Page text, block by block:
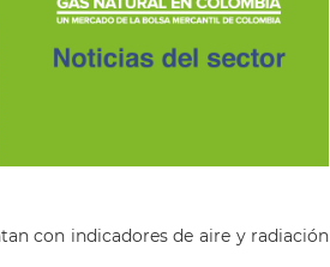
con indicadores de aire y radiación